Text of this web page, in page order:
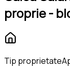
proprie -
Tip proprietate